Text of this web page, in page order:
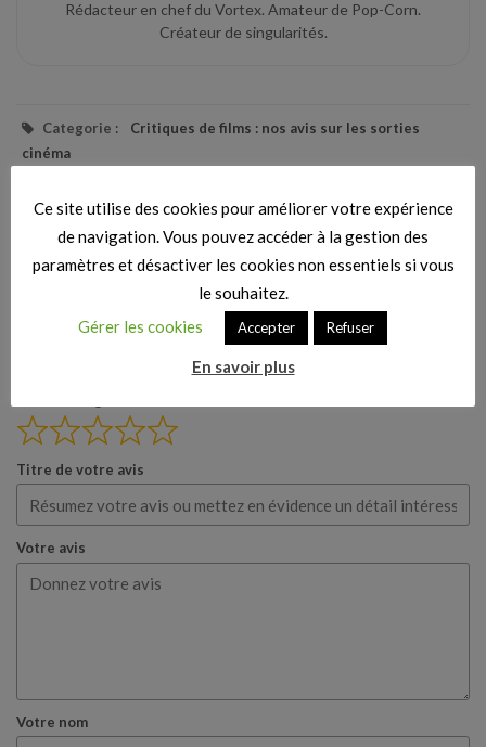
Rédacteur en chef du Vortex. Amateur de Pop-Corn.
Créateur de singularités.
Categorie :
Critiques de films : nos avis sur les sorties
cinéma
Vos avis
Aucun avis n’a été donné pour le moment. Soyez le premier à en
écrire un.
Titre de votre avis
Votre avis
Votre nom
Ce site utilise des cookies pour améliorer votre expérience
de navigation. Vous pouvez accéder à la gestion des
paramètres et désactiver les cookies non essentiels si vous
le souhaitez.
Gérer les cookies
Accepter Refuser
En savoir plus